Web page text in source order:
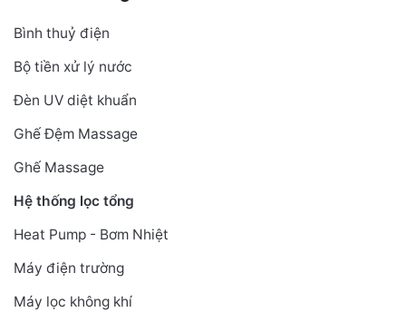
Bình thuỷ điện
Bộ tiền xử lý nước
Đèn UV diệt khuẩn
Ghế Đệm Massage
Ghế Massage
Hệ thống lọc tổng
Heat Pump - Bơm Nhiệt
Máy điện trường
Máy lọc không khí